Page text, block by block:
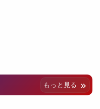
もっと見る